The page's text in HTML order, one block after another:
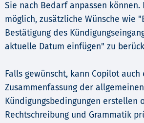
Sie nach Bedarf anpassen können.
möglich, zusätzliche Wünsche wie
Bestätigung des
aktuelle Datum einfügen" zu
Falls gewünscht, kann Copilot auch
Zusammenfassung der allgemeinen
Kündigungsbedingungen erstellen
Rechtschreibung und Grammatik